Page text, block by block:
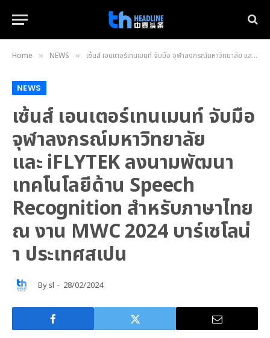
Home » NEWS » เซ้นส์ เอนเตอร์เทนเมนท์ จับมือ จุฬาลงกรณ์มหาวิทยาลัย และ iFLYTEK ลงนามพัฒนาเทคโนโลยีด้าน Speech Recognition สำหรับภาษาไทย ณ งาน MWC 2024 บาร์เซโลน่า ประเทศสเปน
NEWS
เซ้นส์ เอนเตอร์เทนเมนท์ จับมือ
จุฬาลงกรณ์มหาวิทยาลัย
และ iFLYTEK ลงนามพัฒนา
เทคโนโลยีด้าน Speech
Recognition สำหรับภาษาไทย
ณ งาน MWC 2024 บาร์เซโลน่
า ประเทศสเปน
Bysl 28/02/2024